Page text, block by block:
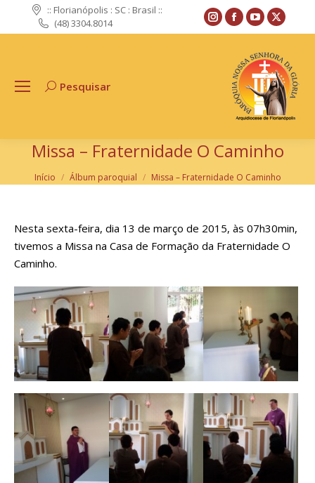
:: Florianópolis : SC : Brasil ::
(48) 3304.8014
Instagram
page
new
window
Facebook
page
opens
in
new
window
YouTube
page
opens
in
new
window
X
page
in
new
Search:Pesquisar
Missa – Fraternidade O Caminho
Você está aqui:
Início Álbum paroquial Missa – Fraternidade O Caminho
Nesta sexta-feira, dia 13 de março de 2015, às 07h30min,
tivemos a Missa na Casa de Formação da Fraternidade O
Caminho.